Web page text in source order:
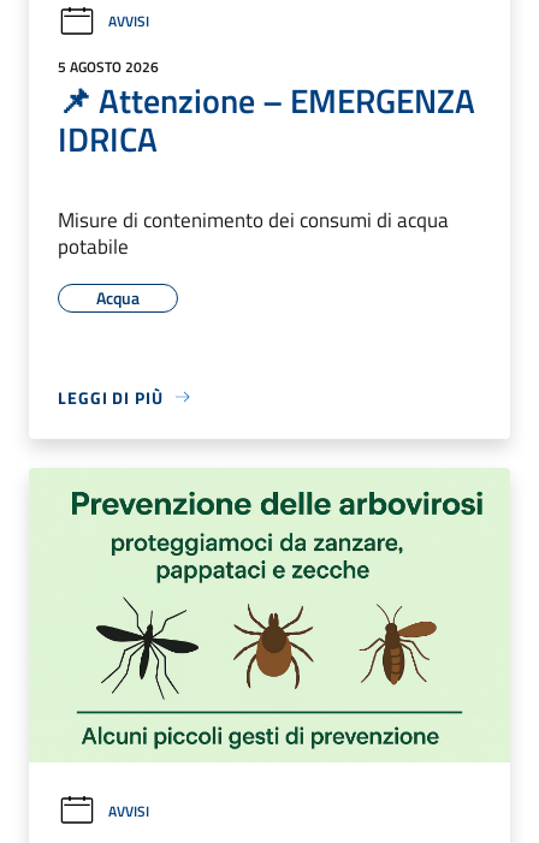
AVVISI
5 AGOSTO 2026
📌 Attenzione – EMERGENZA
IDRICA
Misure di contenimento dei consumi di acqua
potabile
Acqua
LEGGI DI PIÙ
AVVISI